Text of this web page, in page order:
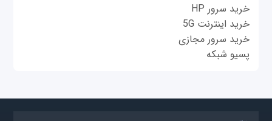
خرید سرور HP
خرید اینترنت 5G
خرید سرور مجازی
پسیو شبکه